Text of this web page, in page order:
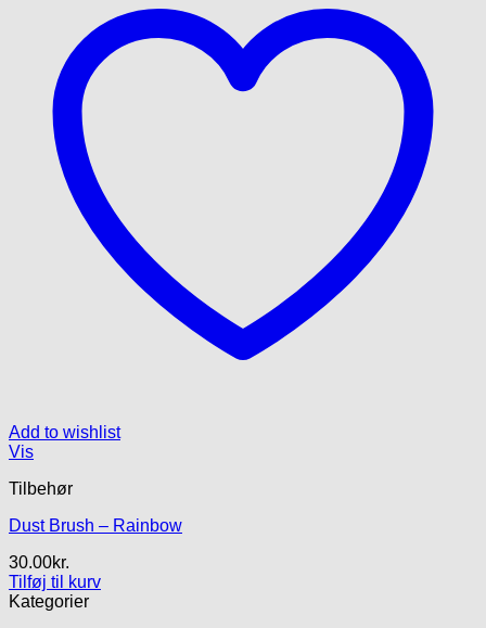
Add to wishlist
Vis
Tilbehør
Dust Brush – Rainbow
30.00kr.
Tilføj til kurv
Kategorier